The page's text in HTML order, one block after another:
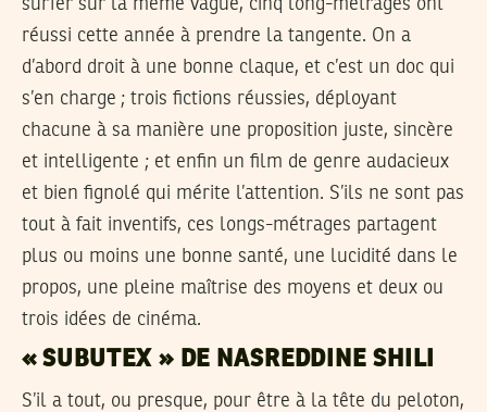
surfer sur la même vague, cinq long-métrages ont
réussi cette année à prendre la tangente. On a
d’abord droit à une bonne claque, et c’est un doc qui
s’en charge ; trois fictions réussies, déployant
chacune à sa manière une proposition juste, sincère
et intelligente ; et enfin un film de genre audacieux
et bien fignolé qui mérite l’attention. S’ils ne sont pas
tout à fait inventifs, ces longs-métrages partagent
plus ou moins une bonne santé, une lucidité dans le
propos, une pleine maîtrise des moyens et deux ou
trois idées de cinéma.
« SUBUTEX » DE NASREDDINE SHILI
S’il a tout, ou presque, pour être à la tête du peloton,